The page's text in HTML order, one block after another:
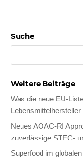
Suche
Weitere Beiträge
Was die neue EU-
Lebensmittelhersteller
Neues AOAC-RI
zuverlässige STEC-
Superfood im